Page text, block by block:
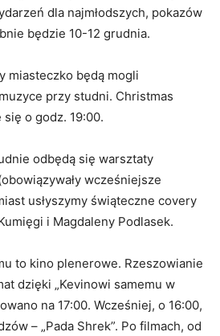
dla najmłodszych, pokazów
będzie 10-12 grudnia.
miasteczko będą mogli
przy studni. Christmas
o godz. 19:00.
odbędą się warsztaty
wcześniejsze
usłyszymy świąteczne covery
i Magdaleny Podlasek.
to kino plenerowe. Rzeszowianie
dzięki „Kevinowi samemu w
na 17:00. Wcześniej, o 16:00,
– „Pada Shrek”. Po filmach, od